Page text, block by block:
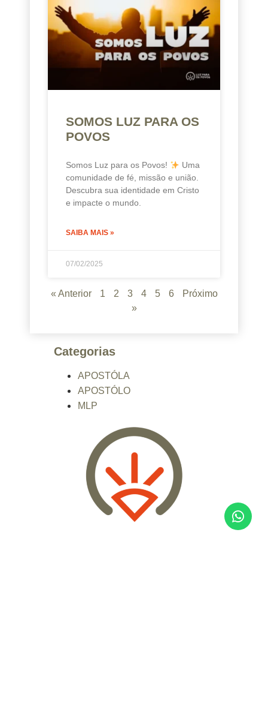
SOMOS LUZ PARA OS
POVOS
Somos Luz para os Povos!
Uma
comunidade de fé, missão e união.
Descubra sua identidade em Cristo
e impacte o mundo.
SAIBA MAIS »
07/02/2025
« Anterior 1 2 3 4 5 6
Próximo
»
Categorias
APOSTÓLA
APOSTÓLO
MLP